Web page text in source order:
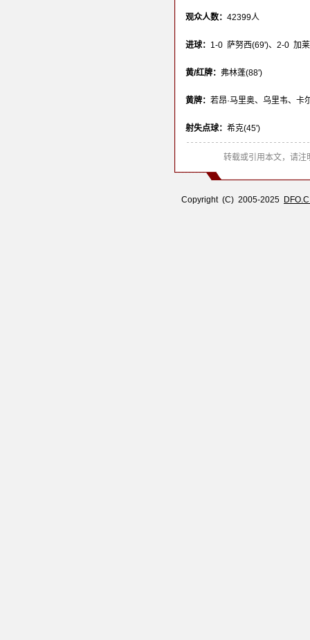
观众人数： 42399人
进球： 1-0 萨努西(69')、2-0 加
黄/红牌： 弗林蓬(88')
黄牌： 若昂·马里奥、乌里韦、
射失点球： 希克(45')
转载或引用本文，请注
Copyright (C) 2005-2025